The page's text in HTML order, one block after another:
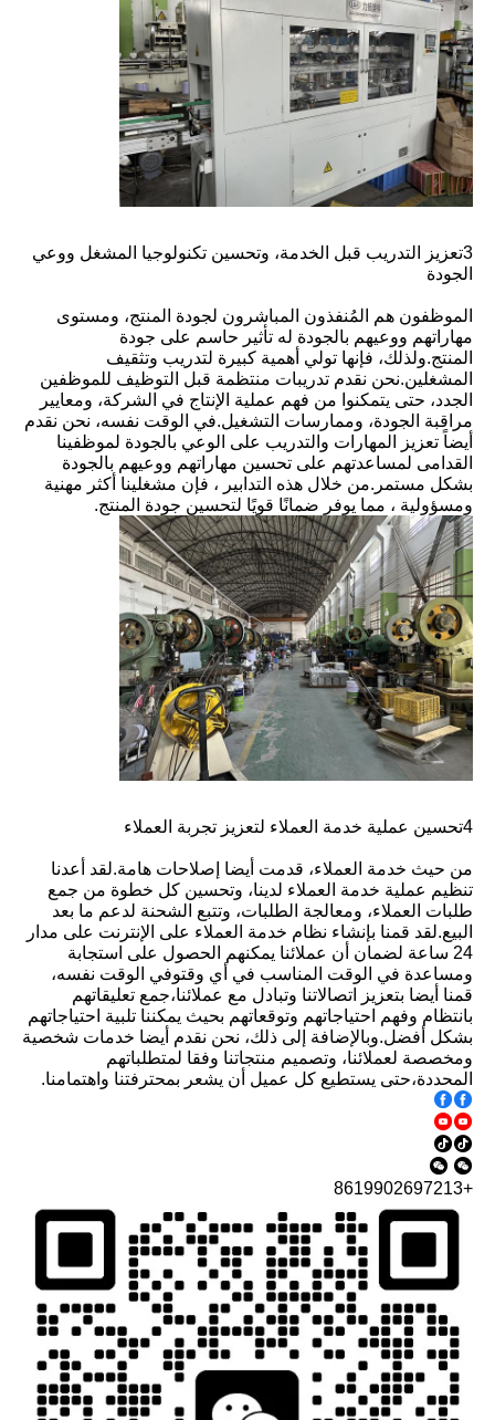
3تعزيز التدريب قبل الخدمة، وتحسين تكنولوجيا المشغل ووعي
الجودة
الموظفون هم المُنفذون المباشرون لجودة المنتج، ومستوى
مهاراتهم ووعيهم بالجودة له تأثير حاسم على جودة
المنتج.ولذلك، فإنها تولي أهمية كبيرة لتدريب وتثقيف
المشغلين.نحن نقدم تدريبات منتظمة قبل التوظيف للموظفين
الجدد، حتى يتمكنوا من فهم عملية الإنتاج في الشركة، ومعايير
مراقبة الجودة، وممارسات التشغيل.في الوقت نفسه، نحن نقدم
أيضاً تعزيز المهارات والتدريب على الوعي بالجودة لموظفينا
القدامى لمساعدتهم على تحسين مهاراتهم ووعيهم بالجودة
بشكل مستمر.من خلال هذه التدابير ، فإن مشغلينا أكثر مهنية
ومسؤولية ، مما يوفر ضمانًا قويًا لتحسين جودة المنتج.
4تحسين عملية خدمة العملاء لتعزيز تجربة العملاء
من حيث خدمة العملاء، قدمت أيضا إصلاحات هامة.لقد أعدنا
تنظيم عملية خدمة العملاء لدينا، وتحسين كل خطوة من جمع
طلبات العملاء، ومعالجة الطلبات، وتتبع الشحنة لدعم ما بعد
البيع.لقد قمنا بإنشاء نظام خدمة العملاء على الإنترنت على مدار
24 ساعة لضمان أن عملائنا يمكنهم الحصول على استجابة
ومساعدة في الوقت المناسب في أي وقتوفي الوقت نفسه،
قمنا أيضا بتعزيز اتصالاتنا وتبادل مع عملائنا،جمع تعليقاتهم
بانتظام وفهم احتياجاتهم وتوقعاتهم بحيث يمكننا تلبية احتياجاتهم
بشكل أفضل.وبالإضافة إلى ذلك، نحن نقدم أيضا خدمات شخصية
ومخصصة لعملائنا، وتصميم منتجاتنا وفقا لمتطلباتهم
المحددة،حتى يستطيع كل عميل أن يشعر بمحترفتنا واهتمامنا.
+8619902697213